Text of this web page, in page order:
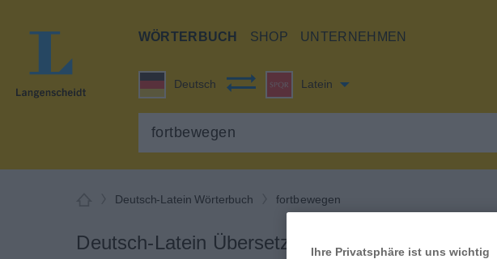
WÖRTERBUCH SHOP UNTERNEHMEN
Deutsch Latein
Deutsch-Latein Wörterbuch fortbewegen
Deutsch-Latein Übersetzung für "fortbewegen"
Ihre Privatsphäre ist uns wichtig